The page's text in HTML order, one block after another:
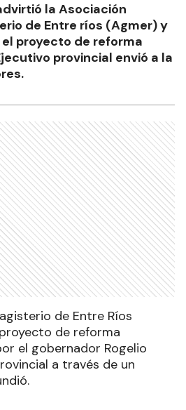
la Asociación
de Entre ríos (Agmer) y
proyecto de reforma
provincial envió a la
de Entre Ríos
de reforma
el gobernador Rogelio
a través de un